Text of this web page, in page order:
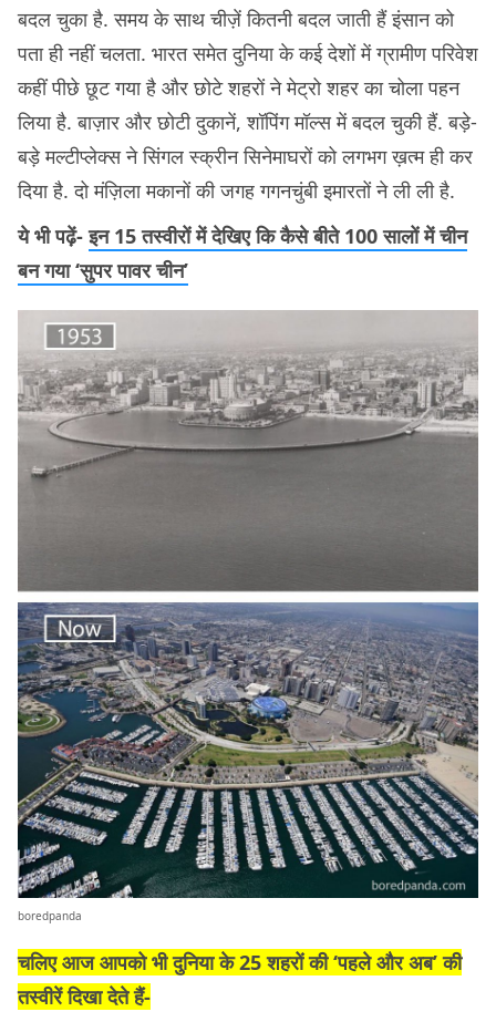
बदल चुका है. समय के साथ चीज़ें कितनी बदल जाती हैं इंसान को
पता ही नहीं चलता. भारत समेत दुनिया के कई देशों में ग्रामीण परिवेश
कहीं पीछे छूट गया है और छोटे शहरों ने मेट्रो शहर का चोला पहन
लिया है. बाज़ार और छोटी दुकानें, शॉपिंग मॉल्स में बदल चुकी हैं. बड़े-
बड़े मल्टीप्लेक्स ने सिंगल स्क्रीन सिनेमाघरों को लगभग ख़त्म ही कर
दिया है. दो मंज़िला मकानों की जगह गगनचुंबी इमारतों ने ली ली है.
ये भी पढ़ें-इन 15 तस्वीरों में देखिए कि कैसे बीते 100 सालों में चीन
बन गया ‘सुपर पावर चीन’
boredpanda
चलिए आज आपको भी दुनिया के 25 शहरों की ‘पहले और अब’ की
तस्वीरें दिखा देते हैं-